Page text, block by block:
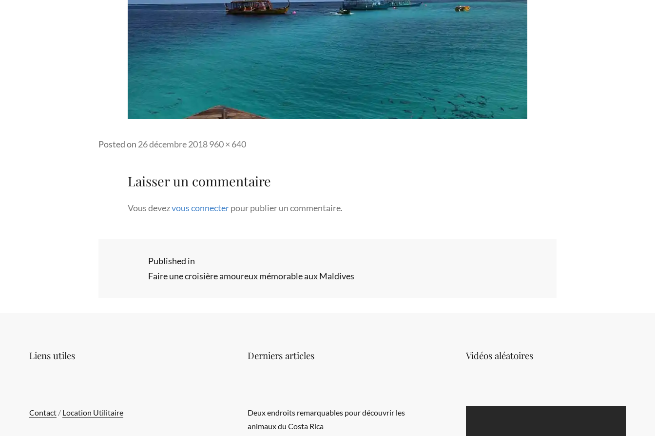
Posted on 26 décembre 2018 Full
960 × 640
Laisser un commentaire
Vous devezvous connecterpour publier un commentaire.
Navigation
Published in
Faire une croisière amoureux mémorable aux Maldives
Liens utiles
Contact / Location Utilitaire
Derniers articles
Deux endroits remarquables pour découvrir les
animaux du Costa Rica
Vidéos aléatoires